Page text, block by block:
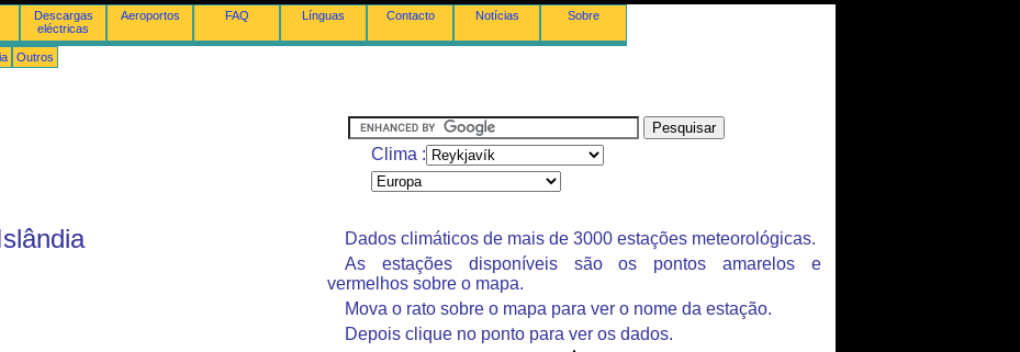
Descargas
eléctricas
Aeroportos FAQ Línguas Contacto Notícias Sobre
Outros
Clima :
Dados climáticos de mais de 3000 estações meteorológicas.
As estações disponíveis são os pontos amarelos e
vermelhos sobre o mapa.
Mova o rato sobre o mapa para ver o nome da estação.
Depois clique no ponto para ver os dados.